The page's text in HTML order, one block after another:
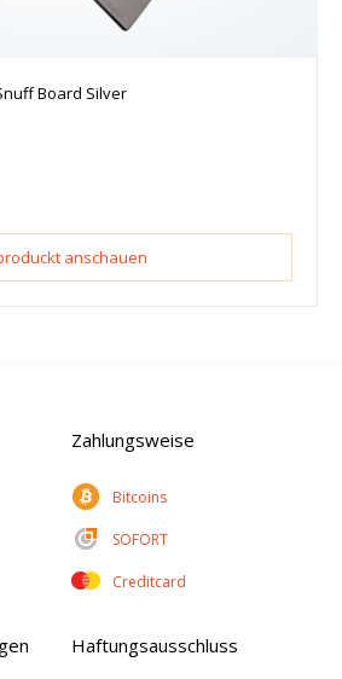
Board Silver
anschauen
Zahlungsweise
Bitcoins
SOFORT
Creditcard
Haftungsausschluss